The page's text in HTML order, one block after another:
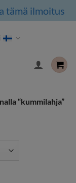
tämä ilmoitus
“kummilahja”